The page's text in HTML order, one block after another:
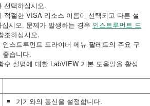
선택하십시오.
적절한 VISA 리소스 이름이 선택되고 다른 설
시오. 문제가 발생하는 경우 인스트루먼트 드
조하십시오.
스트루먼트 드라이버 메뉴 팔레트의 주요 구
좋습니다.
수 설명에 대한 LabVIEW 기본 도움말을 활성
기기와의 통신을 설정합니다.